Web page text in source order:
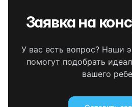
Заявка на
У вас есть вопрос? Наши
помогут подобрать
вашего